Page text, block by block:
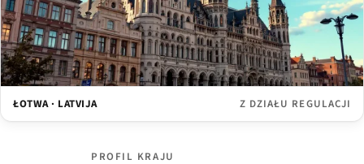
ŁOTWA · LATVIJA Z DZIAŁU REGULACJI
PROFIL KRAJU